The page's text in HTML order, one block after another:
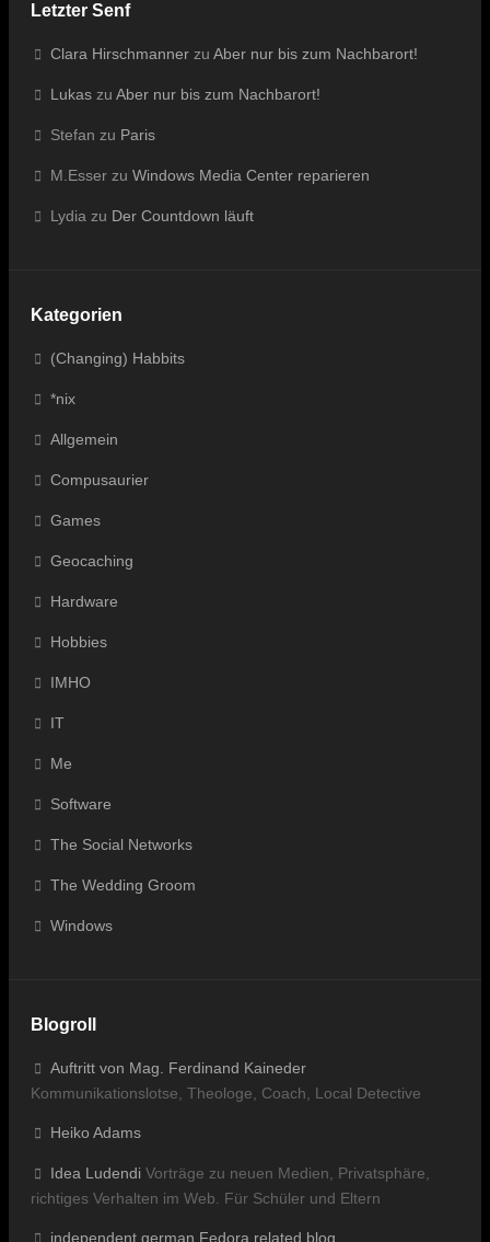
Letzter Senf
Clara Hirschmanner zu Aber nur bis zum Nachbarort!
Lukas zu Aber nur bis zum Nachbarort!
Stefan zu Paris
M.Esser zu Windows Media Center reparieren
Lydia zu Der Countdown läuft
Kategorien
(Changing) Habbits
*nix
Allgemein
Compusaurier
Games
Geocaching
Hardware
Hobbies
IMHO
IT
Me
Software
The Social Networks
The Wedding Groom
Windows
Blogroll
Auftritt von Mag. Ferdinand Kaineder
Kommunikationslotse, Theologe, Coach, Local Detective
Heiko Adams
Idea Ludendi Vorträge zu neuen Medien, Privatsphäre,
richtiges Verhalten im Web. Für Schüler und Eltern
independent german Fedora related blog